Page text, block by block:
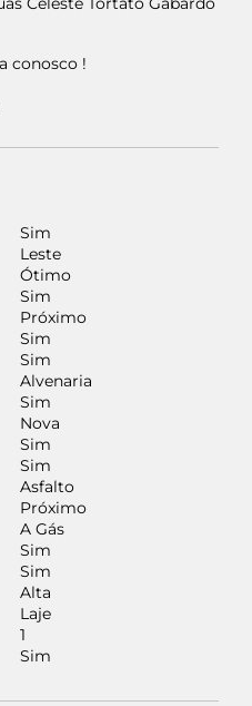
conosco !
Sim
Leste
Ótimo
Sim
Próximo
Sim
Sim
Alvenaria
Sim
Nova
Sim
Sim
Asfalto
Próximo
A Gás
Sim
Sim
Alta
Laje
1
Sim